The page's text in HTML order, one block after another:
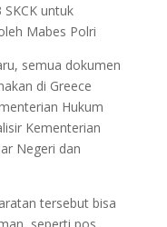
untuk
Mabes Polri
semua dokumen
di Greece
Hukum
Kementerian
Negeri dan
tersebut bisa